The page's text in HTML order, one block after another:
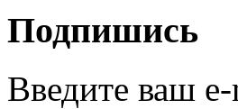
Подпишись
Введите ваш